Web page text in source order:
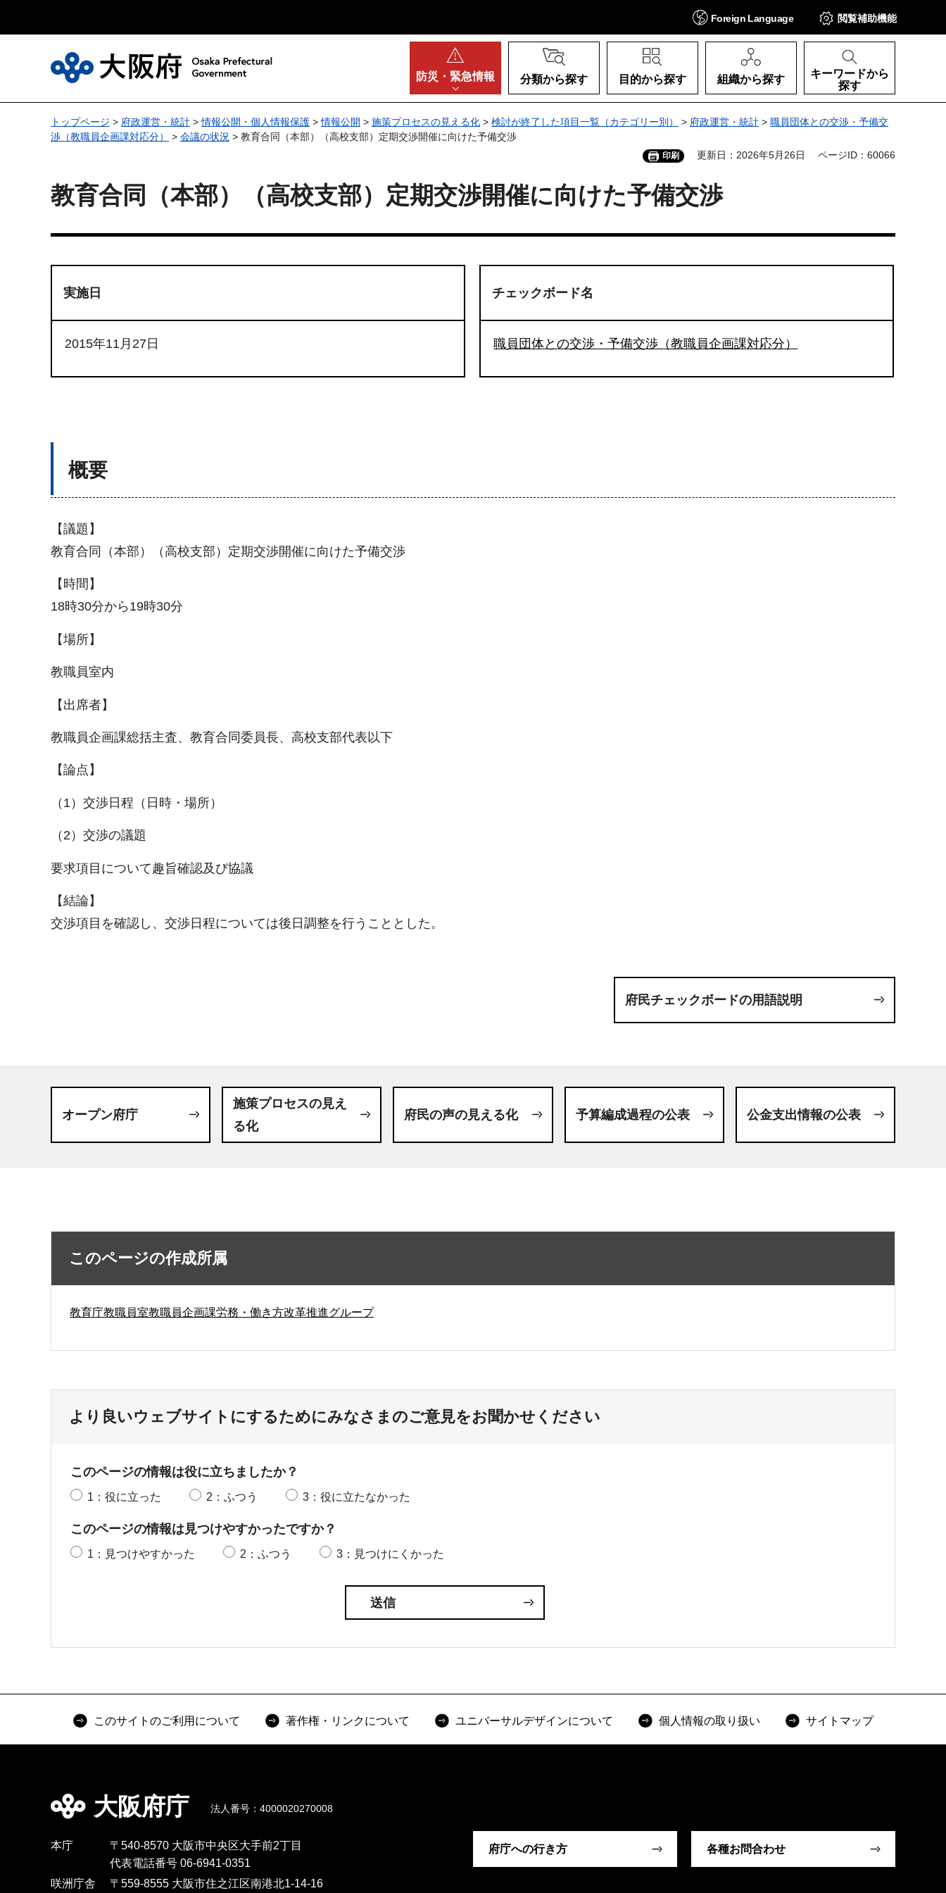
Foreign Language 閲覧補助機能
防災・ 緊急情報 分類から探す 目的から探す 組織から探す
キーワードから
探す
トップページ > 府政運営・統計 >情報公開・個人情報保護 >情報公開 > 施策プロセスの見える化 > 検討が終了した項目一覧（カテゴリー別） > 府政運営・統計 > 職員団体との交渉・予備交
渉（教職員企画課対応分）
> 会議の状況 > 教育合同（本部）（高校支部）定期交渉開催に向けた予備交渉
印刷 更新日：2026年5月26日 ページID：60066
教育合同（本部）（高校支部）定期交渉開催に向けた予備交渉
実施日
2015年11月27日
チェックボード名
職員団体との交渉・予備交渉（教職員企画課対応分）
概要
【議題】
教育合同（本部）（高校支部）定期交渉開催に向けた予備交渉
【時間】
18時30分から19時30分
【場所】
教職員室内
【出席者】
教職員企画課総括主査、教育合同委員長、高校支部代表以下
【論点】
（1）交渉日程（日時・場所）
（2）交渉の議題
要求項目について趣旨確認及び協議
【結論】
交渉項目を確認し、交渉日程については後日調整を行うこととした。
府民チェックボードの用語説明
オープン府庁
施策プロセスの見え
る化
府民の声の見える化 予算編成過程の公表 公金支出情報の公表
このページの作成所属
教育庁教職員室教職員企画課労務・働き方改革推進グループ
より良いウェブサイトにするためにみなさまのご意見をお聞かせください
このページの情報は役に立ちましたか？
1：役に立った 2：ふつう 3：役に立たなかった
このページの情報は見つけやすかったですか？
1：見つけやすかった 2：ふつう 3：見つけにくかった
このサイトのご利用について 著作権・リンクについて ユニバーサルデザインについて 個人情報の取り扱い サイトマップ
大阪府庁 法人番号：4000020270008
本庁
〒540-8570 大阪市中央区大手前2丁目
代表電話番号 06-6941-0351
咲洲庁舎
〒559-8555 大阪市住之江区南港北1-14-16
府庁への行き方 各種お問合わせ